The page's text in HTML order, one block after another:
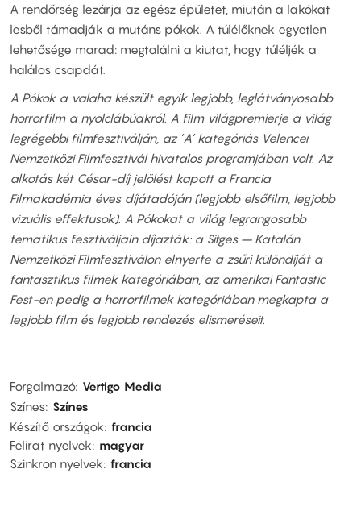
A rendőrség lezárja az egész épületet, miután a lakókat
lesből támadják a mutáns pókok. A túlélőknek egyetlen
lehetősége marad: megtalálni a kiutat, hogy túléljék a
halálos csapdát.
A Pókok a valaha készült egyik legjobb, leglátványosabb
horrorfilm a nyolclábúakról. A film világpremierje a világ
legrégebbi filmfesztiválján, az ’A’ kategóriás Velencei
Nemzetközi Filmfesztivál hivatalos programjában volt. Az
alkotás két César-díj jelölést kapott a Francia
Filmakadémia éves díjátadóján (legjobb elsőfilm, legjobb
vizuális effektusok). A Pókokat a világ legrangosabb
tematikus fesztiváljain díjazták: a Sitges – Katalán
Nemzetközi Filmfesztiválon elnyerte a zsűri különdíját a
fantasztikus filmek kategóriában, az amerikai Fantastic
Fest-en pedig a horrorfilmek kategóriában megkapta a
legjobb film és legjobb rendezés elismeréseit.
Forgalmazó Vertigo Media
Színes Színes
Készítő országok francia
Felirat nyelvek
magyar
Szinkron nyelvek francia